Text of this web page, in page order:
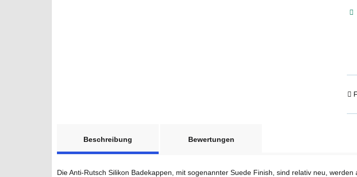
Beschreibung
Bewertungen
Die Anti-Rutsch Silikon Badekappen, mit sogenannter Suede Finish, sind relativ neu,